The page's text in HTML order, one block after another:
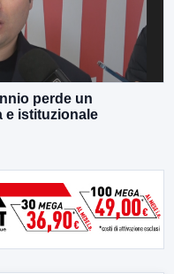
perde un
e istituzionale